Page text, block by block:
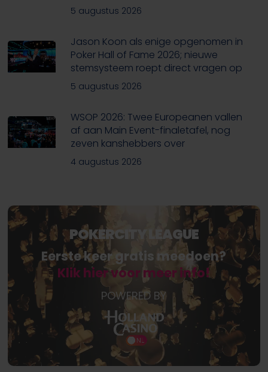
5 augustus 2026
Jason Koon als enige opgenomen in
Poker Hall of Fame 2026; nieuwe
stemsysteem roept direct vragen op
5 augustus 2026
WSOP 2026: Twee Europeanen vallen
af aan Main Event-finaletafel, nog
zeven kanshebbers over
4 augustus 2026
POKERCITY LEAGUE
Eerste keer gratis meedoen?
Klik hier voor meer info!
POWERED BY